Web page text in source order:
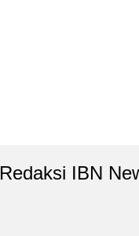
Redaksi IBN